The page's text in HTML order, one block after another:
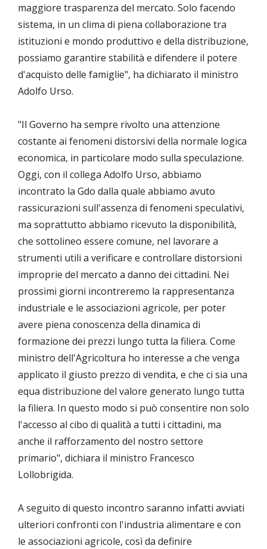
maggiore trasparenza del mercato. Solo facendo
sistema, in un clima di piena collaborazione tra
istituzioni e mondo produttivo e della distribuzione,
possiamo garantire stabilità e difendere il potere
d'acquisto delle famiglie", ha dichiarato il ministro
Adolfo Urso.
"Il Governo ha sempre rivolto una attenzione
costante ai fenomeni distorsivi della normale logica
economica, in particolare modo sulla speculazione.
Oggi, con il collega Adolfo Urso, abbiamo
incontrato la Gdo dalla quale abbiamo avuto
rassicurazioni sull'assenza di fenomeni speculativi,
ma soprattutto abbiamo ricevuto la disponibilità,
che sottolineo essere comune, nel lavorare a
strumenti utili a verificare e controllare distorsioni
improprie del mercato a danno dei cittadini. Nei
prossimi giorni incontreremo la rappresentanza
industriale e le associazioni agricole, per poter
avere piena conoscenza della dinamica di
formazione dei prezzi lungo tutta la filiera. Come
ministro dell'Agricoltura ho interesse a che venga
applicato il giusto prezzo di vendita, e che ci sia una
equa distribuzione del valore generato lungo tutta
la filiera. In questo modo si può consentire non solo
l'accesso al cibo di qualità a tutti i cittadini, ma
anche il rafforzamento del nostro settore
primario", dichiara il ministro Francesco
Lollobrigida.
A seguito di questo incontro saranno infatti avviati
ulteriori confronti con l'industria alimentare e con
le associazioni agricole, così da definire